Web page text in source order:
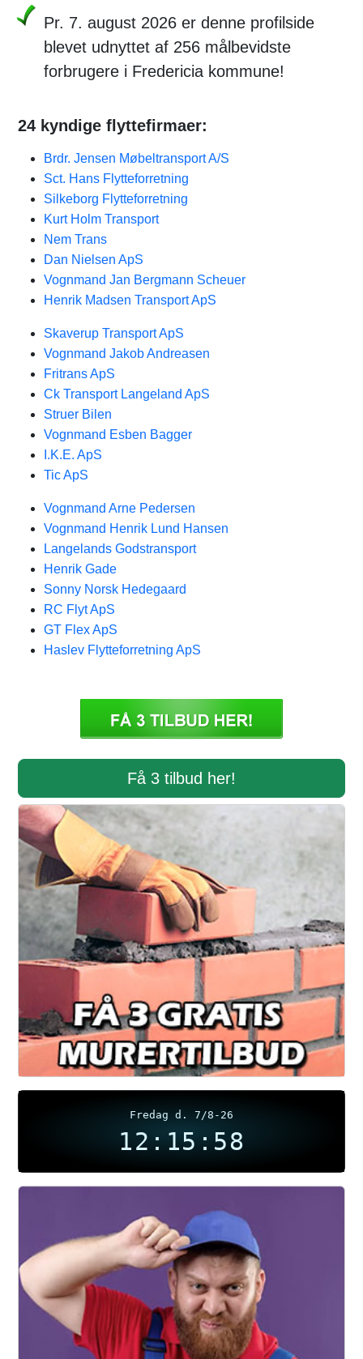
Pr. 7. august 2026 er denne profilside
blevet udnyttet af 256 målbevidste
forbrugere i Fredericia kommune!
24 kyndige flyttefirmaer:
Brdr. Jensen Møbeltransport A/S
Sct. Hans Flytteforretning
Silkeborg Flytteforretning
Kurt Holm Transport
Nem Trans
Dan Nielsen ApS
Vognmand Jan Bergmann Scheuer
Henrik Madsen Transport ApS
Skaverup Transport ApS
Vognmand Jakob Andreasen
Fritrans ApS
Ck Transport Langeland ApS
Struer Bilen
Vognmand Esben Bagger
I.K.E. ApS
Tic ApS
Vognmand Arne Pedersen
Vognmand Henrik Lund Hansen
Langelands Godstransport
Henrik Gade
Sonny Norsk Hedegaard
RC Flyt ApS
GT Flex ApS
Haslev Flytteforretning ApS
Få 3 tilbud her!
Fredag d. 7/8-26
12:15:59